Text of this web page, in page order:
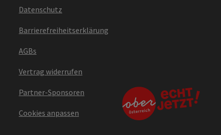
Datenschutz
Barrierefreiheitserklärung
AGBs
Vertrag widerrufen
Partner-Sponsoren
Cookies anpassen